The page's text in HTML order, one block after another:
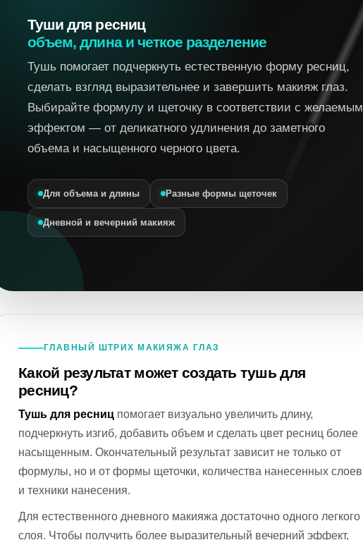
Туши для ресниц
объем, длина и четкое разделение
Тушь помогает подчеркнуть естественную форму ресниц,
сделать взгляд выразительнее и завершить макияж глаз.
Выбирайте формулу и щеточку в соответствии с желаемым
эффектом — от деликатного удлинения до заметного
объема и насыщенного черного цвета.
Для объема и длины Разные формы щеточек
Дневной и вечерний макияж
ГЛАВНЫЙ ШТРИХ МАКИЯЖА ГЛАЗ
Какой результат может создать тушь для
ресниц?
Тушь для ресниц помогает визуально увеличить длину,
подчеркнуть изгиб, добавить объем и сделать цвет ресниц более
насыщенным. Окончательный результат зависит не только от
формулы, но и от формы щеточки, количества нанесенных слоев
и техники нанесения.
Для естественного дневного макияжа достаточно одного легкого
слоя. Чтобы получить более выразительный вечерний эффект,